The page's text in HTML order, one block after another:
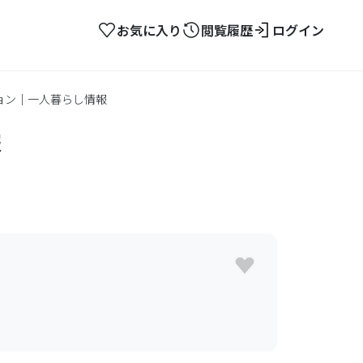
お気に入り 閲覧履歴 ログイン
｜一人暮らし情報